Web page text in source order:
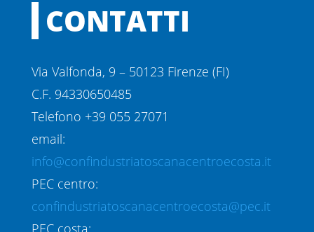
CONTATTI
Via Valfonda, 9 – 50123 Firenze (FI)
C.F. 94330650485
Telefono +39 055 27071
email:
info@confindustriatoscanacentroecosta.it
PEC centro:
confindustriatoscanacentroecosta@pec.it
PEC costa: